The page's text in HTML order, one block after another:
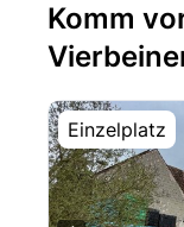
Komm
Einzelplatz